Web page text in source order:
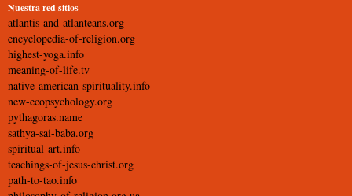
Nuestra red sitios
atlantis-and-atlanteans.org
encyclopedia-of-religion.org
highest-yoga.info
meaning-of-life.tv
native-american-spirituality.info
new-ecopsychology.org
pythagoras.name
sathya-sai-baba.org
spiritual-art.info
teachings-of-jesus-christ.org
path-to-tao.info